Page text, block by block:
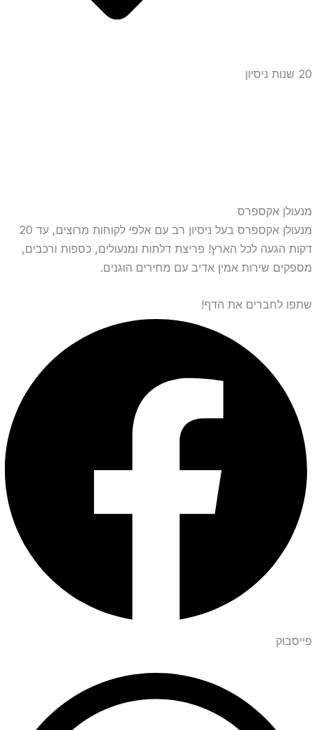
20 שנות ניסיון
מנעולן אקספרס
מנעולן אקספרס בעל ניסיון רב עם אלפי לקוחות מרוצים, עד 20
דקות הגעה לכל הארץ! פריצת דלתות ומנעולים, כספות ורכבים,
מספקים שירות אמין אדיב עם מחירים הוגנים.
שתפו לחברים את הדף!
פייסבוק